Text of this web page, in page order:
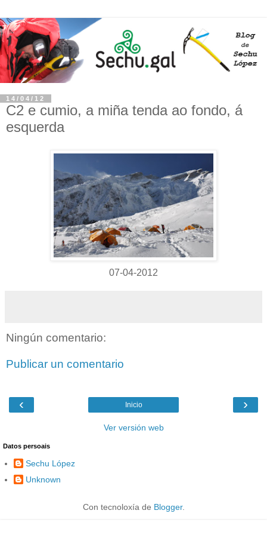
14/04/12
C2 e cumio, a miña tenda ao fondo, á
esquerda
07-04-2012
Ningún comentario:
Publicar un comentario
‹ ›
Inicio
Ver versión web
Datos persoais
Sechu López
Unknown
Con tecnoloxía de Blogger.